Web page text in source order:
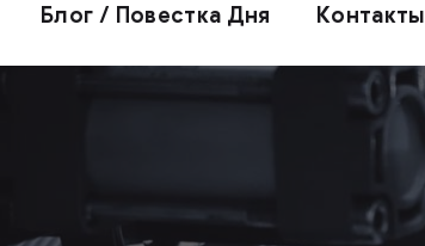
Блог / Повестка Дня Контакты